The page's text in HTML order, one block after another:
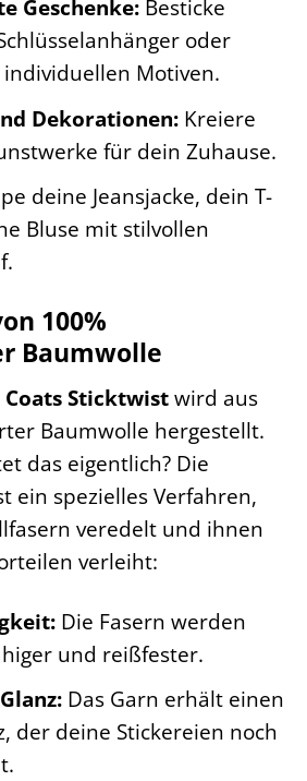
Geschenke:Besticke
oder
Motiven.
Dekorationen:Kreiere
für dein Zuhause.
deine Jeansjacke, dein T-
Bluse mit stilvollen
100%
Baumwolle
Coats Sticktwistwird aus
Baumwolle hergestellt.
das eigentlich? Die
ein spezielles Verfahren,
veredelt und ihnen
verleiht:
Die Fasern werden
und reißfester.
Das Garn erhält einen
der deine Stickereien noch